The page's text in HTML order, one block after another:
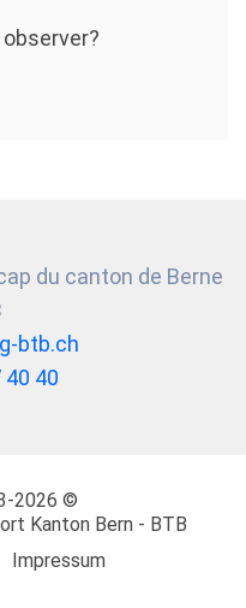
du canton de Berne
btb.ch
40 40
2026 ©
Kanton Bern - BTB
Impressum